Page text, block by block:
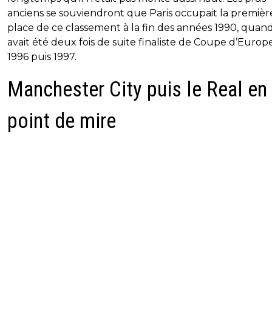
anciens se souviendront que Paris occupait la
place de ce classement à la fin des années 1990,
avait été deux fois de suite finaliste de Coupe
1996 puis 1997.
Manchester City puis le Real en
point de mire